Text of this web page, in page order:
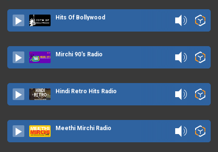
Hits Of Bollywood
Mirchi 90's Radio
Hindi Retro Hits Radio
Meethi Mirchi Radio